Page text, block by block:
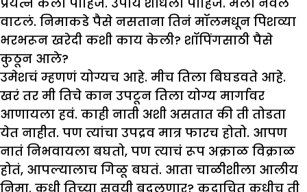
वाटलं. निमाकडे पैसे नसताना तिनं मॉलमधून पिशव्या
भरभरून खरेदी कशी काय केली? शॉपिंगसाठी पैसे
कुठून आले?
उमेशचं म्हणणं योग्यच आहे. मीच तिला बिघडवते आहे.
खरं तर मी तिचे कान उपटून तिला योग्य मार्गावर
आणायला हवं. काही नाती अशी असतात की ती तोडता
येत नाहीत. पण त्यांचा उपद्रव मात्र फारच होतो. आपण
नातं निभवायला बघतो, पण त्याचं रूप अक्राळ विक्राळ
होतं, आपल्यालाच गिळू बघतं. आता चाळीशीला आलीय
निमा. कधी तिच्या सवयी बदलणार? कदाचित कधीच ती